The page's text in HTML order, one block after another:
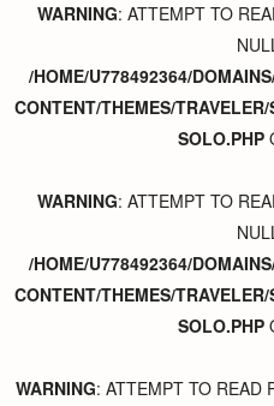
WARNING: ATTEMPT TO
/HOME/U778492364/
CONTENT/THEMES/
SOLO.PHP
WARNING: ATTEMPT TO
/HOME/U778492364/
CONTENT/THEMES/
SOLO.PHP
WARNING: ATTEMPT TO READ